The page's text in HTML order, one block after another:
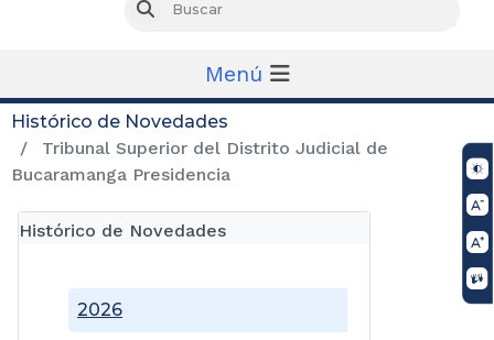
Buscar
Menú
Histórico de Novedades
Tribunal Superior del Distrito Judicial de
Bucaramanga Presidencia
Histórico de Novedades
2026